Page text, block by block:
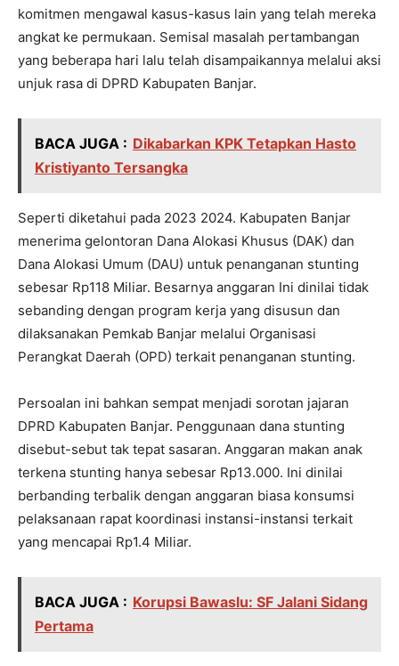
komitmen mengawal kasus-kasus lain yang telah mereka
angkat ke permukaan. Semisal masalah pertambangan
yang beberapa hari lalu telah disampaikannya melalui aksi
unjuk rasa di DPRD Kabupaten Banjar.
BACA JUGA : Dikabarkan KPK Tetapkan Hasto
Kristiyanto Tersangka
Seperti diketahui pada 2023 2024. Kabupaten Banjar
menerima gelontoran Dana Alokasi Khusus (DAK) dan
Dana Alokasi Umum (DAU) untuk penanganan stunting
sebesar Rp118 Miliar. Besarnya anggaran Ini dinilai tidak
sebanding dengan program kerja yang disusun dan
dilaksanakan Pemkab Banjar melalui Organisasi
Perangkat Daerah (OPD) terkait penanganan stunting.
Persoalan ini bahkan sempat menjadi sorotan jajaran
DPRD Kabupaten Banjar. Penggunaan dana stunting
disebut-sebut tak tepat sasaran. Anggaran makan anak
terkena stunting hanya sebesar Rp13.000. Ini dinilai
berbanding terbalik dengan anggaran biasa konsumsi
pelaksanaan rapat koordinasi instansi-instansi terkait
yang mencapai Rp1.4 Miliar.
BACA JUGA : Korupsi Bawaslu: SF Jalani Sidang
Pertama